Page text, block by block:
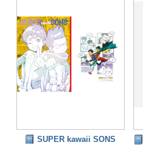
SUPER kawaii SONS